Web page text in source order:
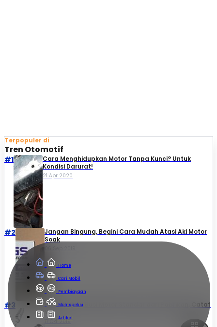
Home
Cari Mobil
Pembiayaan
MoInspeksi
Artikel
Terpopuler di
Tren Otomotif
#1
Cara Menghidupkan Motor Tanpa Kunci? Untuk
Kondisi Darurat!
21 Apr 2020
#2
Jangan Bingung, Begini Cara Mudah Atasi Aki Motor
Soak
#3
Daftar Kode Busi Motor Standar dari Pabrikan, Catat
Ya!
17 Okt 2019